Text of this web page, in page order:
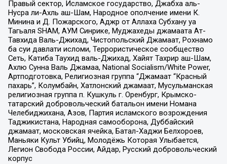
Правый сектор, Исламское государство, Джабха аль-
Нусра ли-Ахль аш-Шам, Народное ополчение имени К.
Минина и Д. Пожарского, Аджр от Аллаха Субхану уа
Тагьаля SHAM, АУМ Синрике, Муджахеды джамаата Ат-
Тавхида Валь-Джихад, Чистопольский Джамаат, Рохнамо
ба суи давлати исломи, Террористическое сообщество
Сеть, Катиба Таухид валь-Джихад, Хайят Тахрир аш-Шам,
Ахлю Сунна Валь Джамаа, National Socialism/White Power,
Артподготовка, Религиозная группа “Джамаат “Красный
пахарь”, Колумбайн, Хатлонский джамаат, Мусульманская
религиозная группа п. Кушкуль г. Оренбург, Крымско-
татарский добровольческий батальон имени Номана
Челебиджихана, Азов, Партия исламского возрождения
Таджикистана, Народная самооборона, Дуббайский
джамаат, московская ячейка, Батал-Хаджи Белхороев,
Маньяки Культ Убийц, Молодёжь Которая Улыбается,
Легион Свобода России, Айдар, Русский добровольческий
корпус